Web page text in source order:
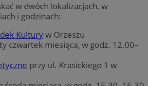
w dwóch lokalizacjach, w
i godzinach:
Kulturyw Orzeszu
czwartek miesiąca, w godz. 12.00–
przy ul. Krasickiego 1 w